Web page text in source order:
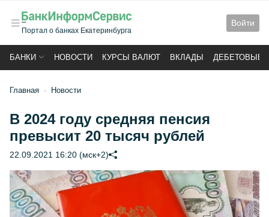
Портал о банках Екатеринбурга
Войти
БАНКИ НОВОСТИ КУРСЫ ВАЛЮТ ВКЛАДЫ ДЕБЕТОВЫЕ
Главная Новости
В 2024 году средняя пенсия
превысит 20 тысяч рублей
22.09.2021 16:20 (мск+2)